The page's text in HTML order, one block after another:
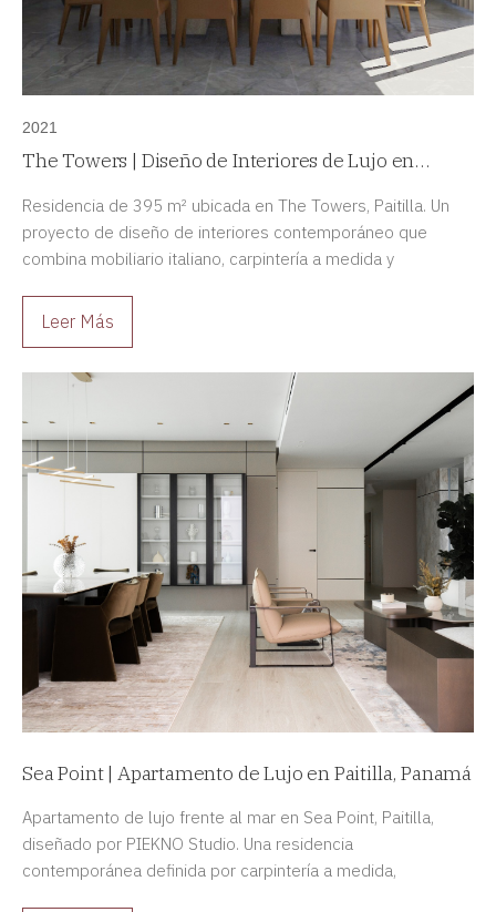
2021
The Towers | Diseño de Interiores de Lujo en
Residencia de 395 m² ubicada en The Towers, Paitilla. Un
proyecto de diseño de interiores contemporáneo que
combina mobiliario italiano, carpintería a medida y
funcionales y atemporales.
Leer Más
Sea Point | Apartamento de Lujo en Paitilla, Panamá
Apartamento de lujo frente al mar en Sea Point, Paitilla,
diseñado por PIEKNO Studio. Una residencia
contemporánea definida por carpintería a medida,